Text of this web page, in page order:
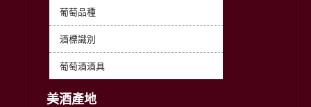
葡萄品種
酒標識別
葡萄酒酒具
美酒產地